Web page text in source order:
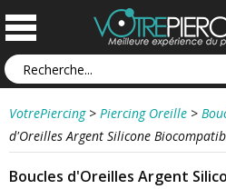
VotrePiercing > Piercing Oreille >
d'Oreilles Argent Silicone
Boucles d'Oreilles Argent